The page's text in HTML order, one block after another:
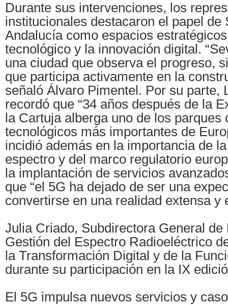
Durante sus intervenciones, los
institucionales destacaron el papel de
Andalucía como espacios
tecnológico y la innovación digital.
una ciudad que observa el progreso,
que participa activamente en la
señaló Álvaro Pimentel. Por su parte,
recordó que “34 años después de la
la Cartuja alberga uno de los parques
tecnológicos más importantes de
incidió además en la importancia de
espectro y del marco regulatorio
la implantación de servicios
que “el 5G ha dejado de ser una
convertirse en una realidad extensa y
Julia Criado, Subdirectora General de
Gestión del Espectro Radioeléctrico
la Transformación Digital y de la
durante su participación en la IX
El 5G impulsa nuevos servicios y